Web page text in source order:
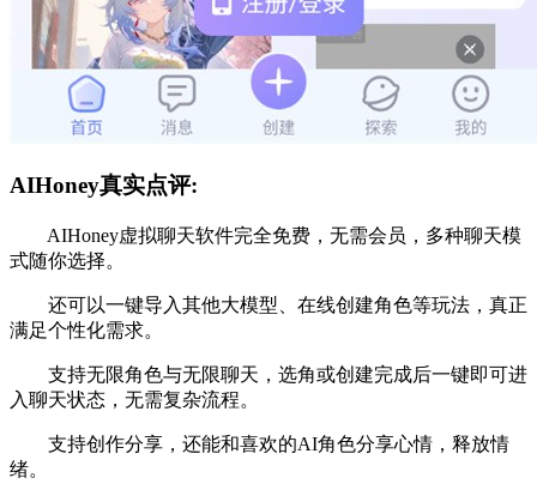
AIHoney真实点评:
AIHoney虚拟聊天软件完全免费，无需会员，多种聊天模
式随你选择。
还可以一键导入其他大模型、在线创建角色等玩法，真正
满足个性化需求。
支持无限角色与无限聊天，选角或创建完成后一键即可进
入聊天状态，无需复杂流程。
支持创作分享，还能和喜欢的AI角色分享心情，释放情
绪。